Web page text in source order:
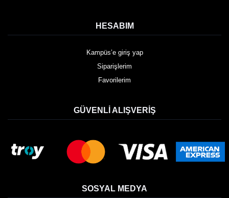
HESABIM
Kampüs’e giriş yap
Siparişlerim
Favorilerim
GÜVENLI ALIŞVERIŞ
SOSYAL MEDYA